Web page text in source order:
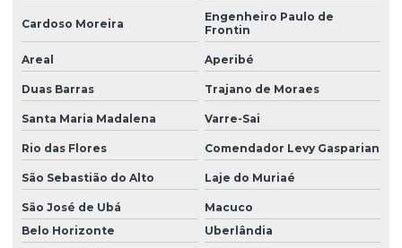
Cardoso Moreira
Engenheiro Paulo de
Frontin
Areal Aperibé
Duas Barras Trajano de Moraes
Santa Maria Madalena Varre-Sai
Rio das Flores Comendador Levy Gasparian
São Sebastião do Alto Laje do Muriaé
São José de Ubá
Macuco
Belo Horizonte
Uberlândia